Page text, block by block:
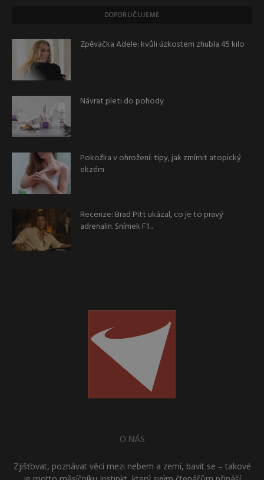
DOPORUČUJEME
Zpěvačka Adele: kvůli úzkostem zhubla 45 kilo
Návrat pleti do pohody
Pokožka v ohrožení: tipy, jak zmírnit atopický
ekzém
Recenze: Brad Pitt ukázal, co je to pravý
adrenalin. Snímek F1...
O NÁS
Zjišťovat, poznávat věci mezi nebem a zemí, bavit se – takové